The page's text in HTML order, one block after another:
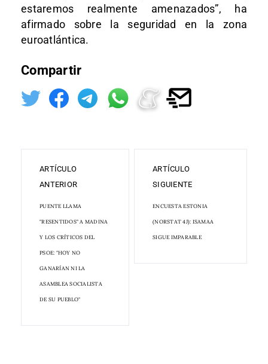
estaremos realmente amenazados”, ha
afirmado sobre la seguridad en la zona
euroatlántica.
Compartir
ARTÍCULO
ANTERIOR
PUENTE LLAMA
"RESENTIDOS" A MADINA
Y LOS CRÍTICOS DEL
PSOE: "HOY NO
GANARÍAN NI LA
ASAMBLEA SOCIALISTA
DE SU PUEBLO"
ARTÍCULO
SIGUIENTE
ENCUESTA ESTONIA
(NORSTAT 4J): ISAMAA
SIGUE IMPARABLE